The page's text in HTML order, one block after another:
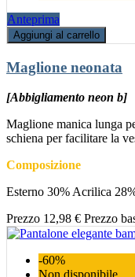
Anteprima
Aggiungi al carrello
Maglione neonata
[Abbigliamento neon b]
Maglione manica lunga
schiena per facilitare la
Composizione
Esterno 30% Acrilica
Prezzo 12,98 € Prezzo
-60%